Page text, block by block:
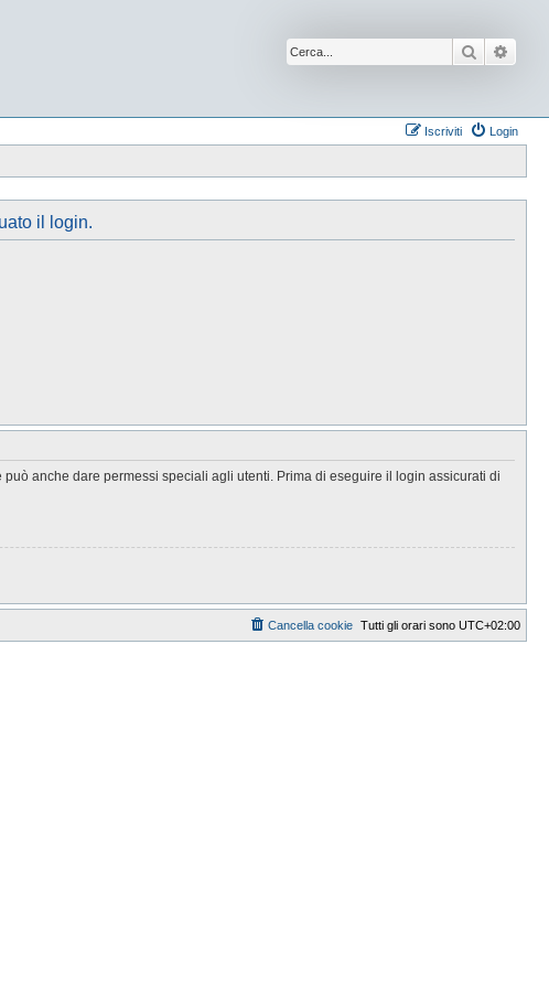
Cerca
Login
Iscriviti
il login.
anche dare permessi speciali agli utenti. Prima di eseguire il login assicurati di
Tutti gli orari sono UTC+02:00
Cancella cookie